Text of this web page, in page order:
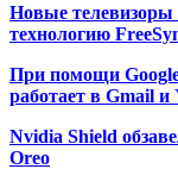
Новые телевизоры
технологию
При помощи
работает в Gmail и
Nvidia Shield
Oreo